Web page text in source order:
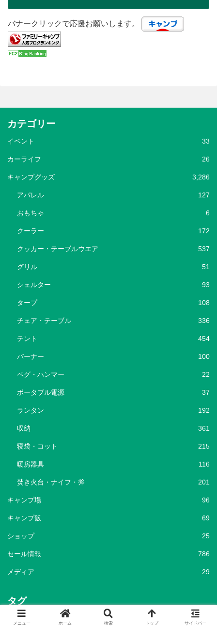
バナークリックで応援お願いします。
カテゴリー
イベント 33
カーライフ 26
キャンプグッズ 3,286
アパレル 127
おもちゃ 6
クーラー 172
クッカー・テーブルウエア 537
グリル 51
シェルター 93
タープ 108
チェア・テーブル 336
テント 454
バーナー 100
ペグ・ハンマー 22
ポータブル電源 37
ランタン 192
収納 361
寝袋・コット 215
暖房器具 116
焚き火台・ナイフ・斧 201
キャンプ場 96
キャンプ飯 69
ショップ 25
セール情報 786
メディア 29
タグ
キャンプ キャンプグッズ
メニュー ホーム 検索 トップ サイドバー